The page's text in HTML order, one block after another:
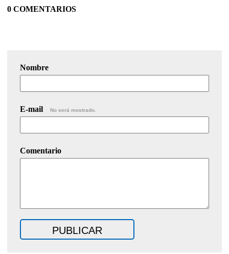
0 COMENTARIOS
Nombre
E-mail No será mostrado.
Comentario